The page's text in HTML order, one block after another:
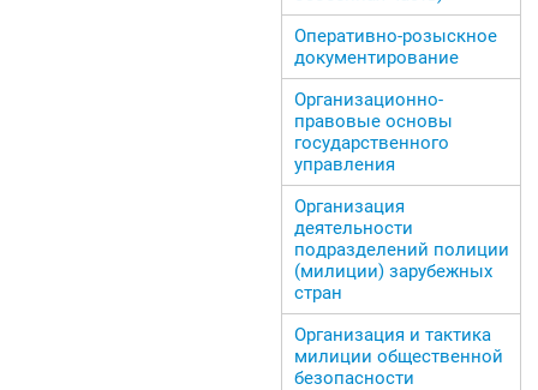
Оперативно-розыскное
документирование
Организационно-
правовые основы
государственного
управления
Организация
деятельности
подразделений полиции
(милиции) зарубежных
стран
Организация и тактика
милиции общественной
безопасности